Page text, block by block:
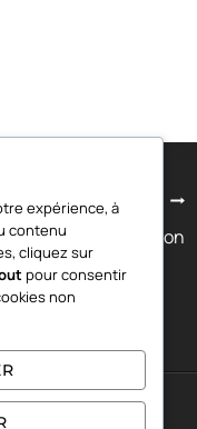
SUIVANT
de l’illusion
sans voie
expérience, à
contenu
cliquez sur
pour consentir
non